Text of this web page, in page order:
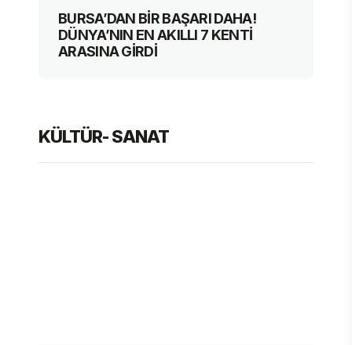
BURSA’DAN BİR BAŞARI DAHA!
DÜNYA’NIN EN AKILLI 7 KENTİ
ARASINA GİRDİ
KÜLTÜR- SANAT